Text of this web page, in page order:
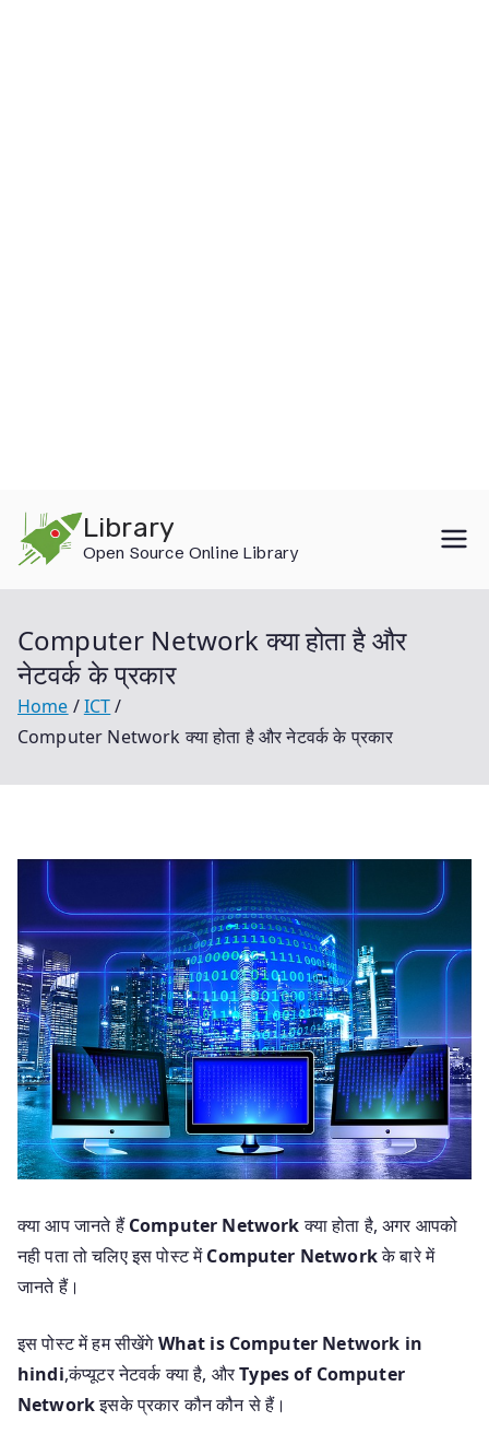
content
Library
Open Source Online Library
Computer Network क्या होता है और
नेटवर्क के प्रकार
Home
ICT
Computer Network क्या होता है और नेटवर्क के प्रकार
क्या आप जानते हैंComputer Networkक्या होता है, अगर आपको
नही पता तो चलिए इस पोस्ट मेंComputer Networkके बारे में
जानते हैं।
इस पोस्ट में हम सीखेंगेWhat is Computer Network in
hindi,कंप्यूटर नेटवर्क क्या है, औरTypes of Computer
Networkइसके प्रकार कौन कौन से हैं।